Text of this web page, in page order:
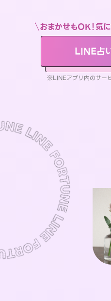
おまかせもOK！気
LINE占
※LINEアプリ内のサー